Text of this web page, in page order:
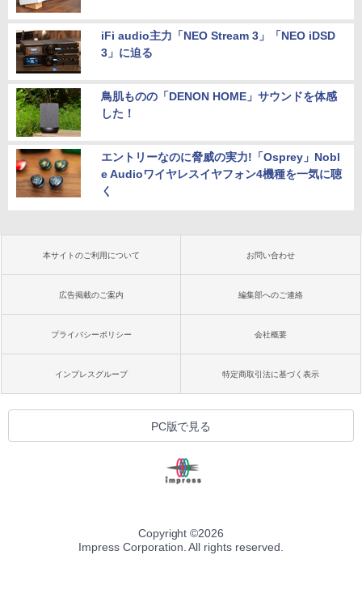
iFi audio主力「NEO Stream 3」「NEO iDSD
3」に迫る
鳥肌ものの「DENON HOME」サウンドを体感
した！
エントリーなのに脅威の実力!「Osprey」Nobl
e Audioワイヤレスイヤフォン4機種を一気に聴
く
本サイトのご利用について お問い合わせ
広告掲載のご案内 編集部へのご連絡
プライバシーポリシー 会社概要
インプレスグループ 特定商取引法に基づく表示
PC版で見る
Copyright ©2026
Impress Corporation. All rights reserved.